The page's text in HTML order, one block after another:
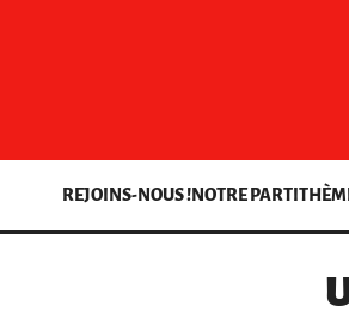
REJOINS-NOUS !NOTRE PARTI